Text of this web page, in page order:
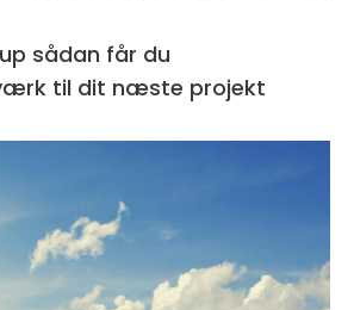
du
til dit næste projekt